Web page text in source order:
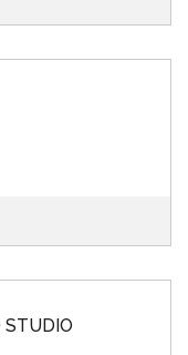
STUDIO